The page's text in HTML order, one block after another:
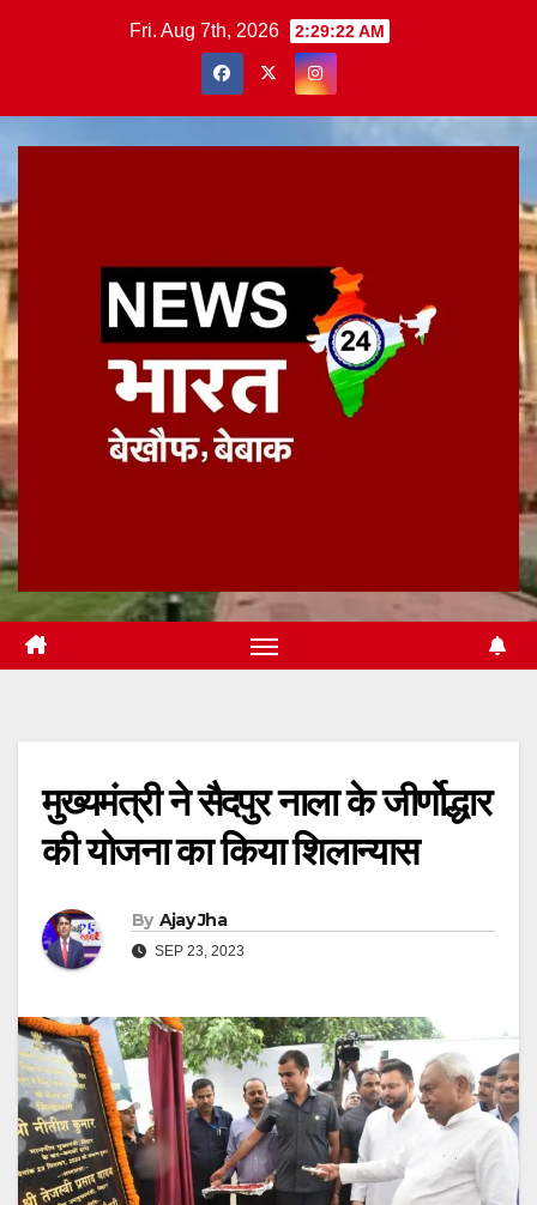
Fri. Aug 7th, 2026 2:29:23 AM
मुख्यमंत्री ने सैदपुर नाला के जीर्णोद्धार
की योजना का किया शिलान्यास
By Ajay Jha
SEP 23, 2023